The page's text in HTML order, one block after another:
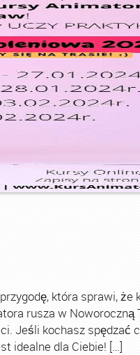
która sprawi, że
rusza w Noworoczną
Jeśli kochasz spędzać
idealne dla Ciebie! […]